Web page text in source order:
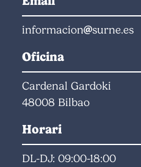
informacion surne.es
Oficina
Cardenal Gardoki
48008 Bilbao
Horari
DL-DJ: 09:00-18:00